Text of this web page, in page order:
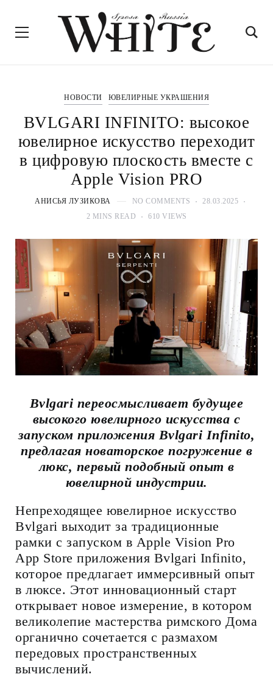
НОВОСТИ ЮВЕЛИРНЫЕ УКРАШЕНИЯ
BVLGARI INFINITO: высокое
ювелирное искусство переходит
в цифровую плоскость вместе с
Apple Vision PRO
АНИСЬЯ ЛУЗИКОВА NO COMMENTS
28.03.2025
2 MINS READ
610 VIEWS
Bvlgari переосмысливает будущее
высокого ювелирного искусства с
запуском приложения Bvlgari Infinito,
предлагая новаторское погружение в
люкс, первый подобный опыт в
ювелирной индустрии.
Непреходящее ювелирное искусство
Bvlgari выходит за традиционные
рамки с запуском в Apple Vision Pro
App Store приложения Bvlgari Infinito,
которое предлагает иммерсивный опыт
в люксе. Этот инновационный старт
открывает новое измерение, в котором
великолепие мастерства римского Дома
органично сочетается с размахом
передовых пространственных
вычислений.